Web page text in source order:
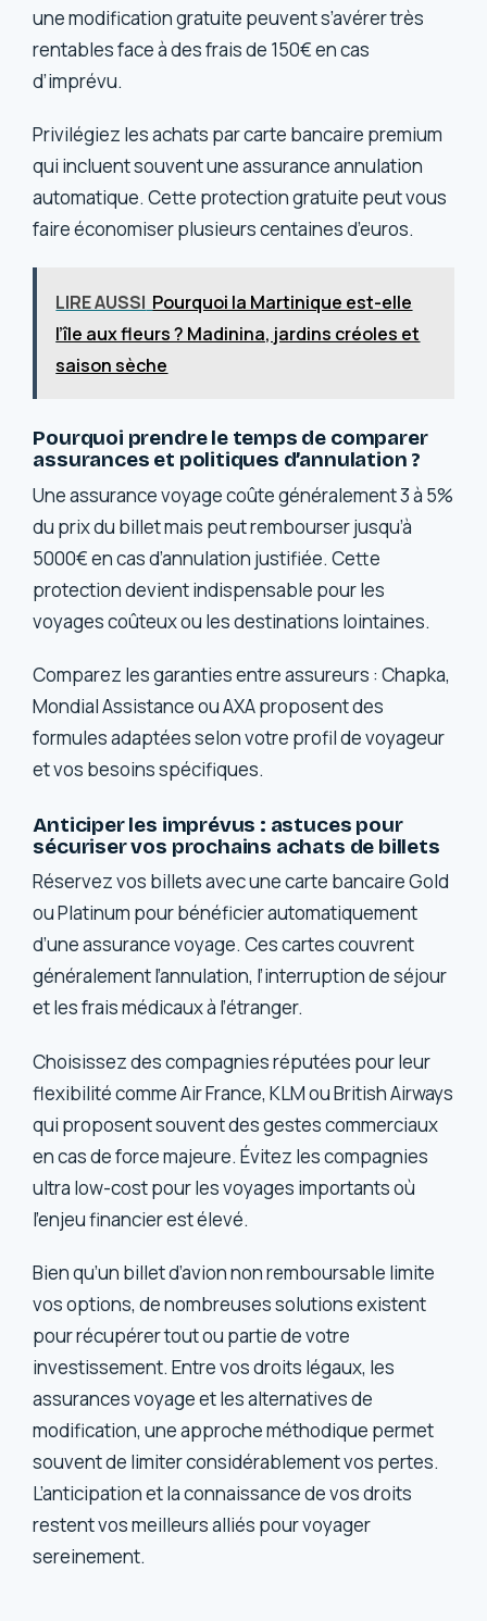
une modification gratuite peuvent s’avérer très
rentables face à des frais de 150€ en cas
d’imprévu.
Privilégiez les achats par carte bancaire premium
qui incluent souvent une assurance annulation
automatique. Cette protection gratuite peut vous
faire économiser plusieurs centaines d’euros.
LIRE AUSSI Pourquoi la Martinique est-elle
l’île aux fleurs ? Madinina, jardins créoles et
saison sèche
Pourquoi prendre le temps de comparer
assurances et politiques d’annulation ?
Une assurance voyage coûte généralement 3 à 5%
du prix du billet mais peut rembourser jusqu’à
5000€ en cas d’annulation justifiée. Cette
protection devient indispensable pour les
voyages coûteux ou les destinations lointaines.
Comparez les garanties entre assureurs : Chapka,
Mondial Assistance ou AXA proposent des
formules adaptées selon votre profil de voyageur
et vos besoins spécifiques.
Anticiper les imprévus : astuces pour
sécuriser vos prochains achats de billets
Réservez vos billets avec une carte bancaire Gold
ou Platinum pour bénéficier automatiquement
d’une assurance voyage. Ces cartes couvrent
généralement l’annulation, l’interruption de séjour
et les frais médicaux à l’étranger.
Choisissez des compagnies réputées pour leur
flexibilité comme Air France, KLM ou British Airways
qui proposent souvent des gestes commerciaux
en cas de force majeure. Évitez les compagnies
ultra low-cost pour les voyages importants où
l’enjeu financier est élevé.
Bien qu’un billet d’avion non remboursable limite
vos options, de nombreuses solutions existent
pour récupérer tout ou partie de votre
investissement. Entre vos droits légaux, les
assurances voyage et les alternatives de
modification, une approche méthodique permet
souvent de limiter considérablement vos pertes.
L’anticipation et la connaissance de vos droits
restent vos meilleurs alliés pour voyager
sereinement.